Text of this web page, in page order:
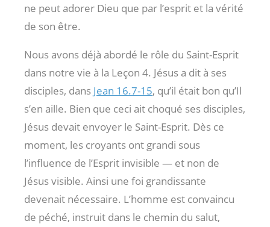
ne peut adorer Dieu que par l’esprit et la vérité
de son être.
Nous avons déjà abordé le rôle du Saint-Esprit
dans notre vie à la Leçon 4. Jésus a dit à ses
disciples, dans Jean 16.7-15, qu’il était bon qu’Il
s’en aille. Bien que ceci ait choqué ses disciples,
Jésus devait envoyer le Saint-Esprit. Dès ce
moment, les croyants ont grandi sous
l’influence de l’Esprit invisible — et non de
Jésus visible. Ainsi une foi grandissante
devenait nécessaire. L’homme est convaincu
de péché, instruit dans le chemin du salut,